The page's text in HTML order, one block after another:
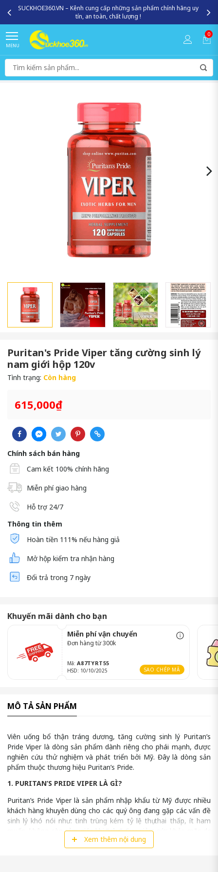
SUCKHOE360.VN – Kênh cung cấp những sản phẩm chính hãng uy
tín, an toàn, chất lượng !
MENU
0
Puritan's Pride Viper tăng cường sinh lý
nam giới hộp 120v
Tình trạng: Còn hàng
615,000₫
Chính sách bán hàng
Cam kết 100% chính hãng
Miễn phí giao hàng
Hỗ trợ 24/7
Thông tin thêm
Hoàn tiền 111% nếu hàng giả
Mở hộp kiểm tra nhận hàng
Đổi trả trong 7 ngày
Khuyến mãi dành cho bạn
Miễn phí vận chuyển
Đơn hàng từ 300k
Mã: A87TYRT55
HSD: 10/10/2025 SAO CHÉP MÃ
MÔ TẢ SẢN PHẨM
Viên uống bổ thận tráng dương, tăng cường sinh lý Puritan’s
Pride Viper là dòng sản phẩm dành riêng cho phái mạnh, được
nghiên cứu thử nghiệm và phát triển bởi Mỹ. Đây là dòng sản
phẩm thuộc thương hiệu Puritan’s Pride.
1. PURITAN’S PRIDE VIPER LÀ GÌ?
Puritan’s Pride Viper là sản phẩm nhập khẩu từ Mỹ được nhiều
khách hàng khuyên dùng cho các quý ông đang gặp các vấn đề
sinh lý khó nói như: tinh trùng kém tỷ lệ thụ thai thấp, ít ham
muốn, không còn cảm giác khi “yêu”. Suy giảm sức khỏe mãn dục
sớm, bị các vấn đề về thận gan.Xem thêm nội dung